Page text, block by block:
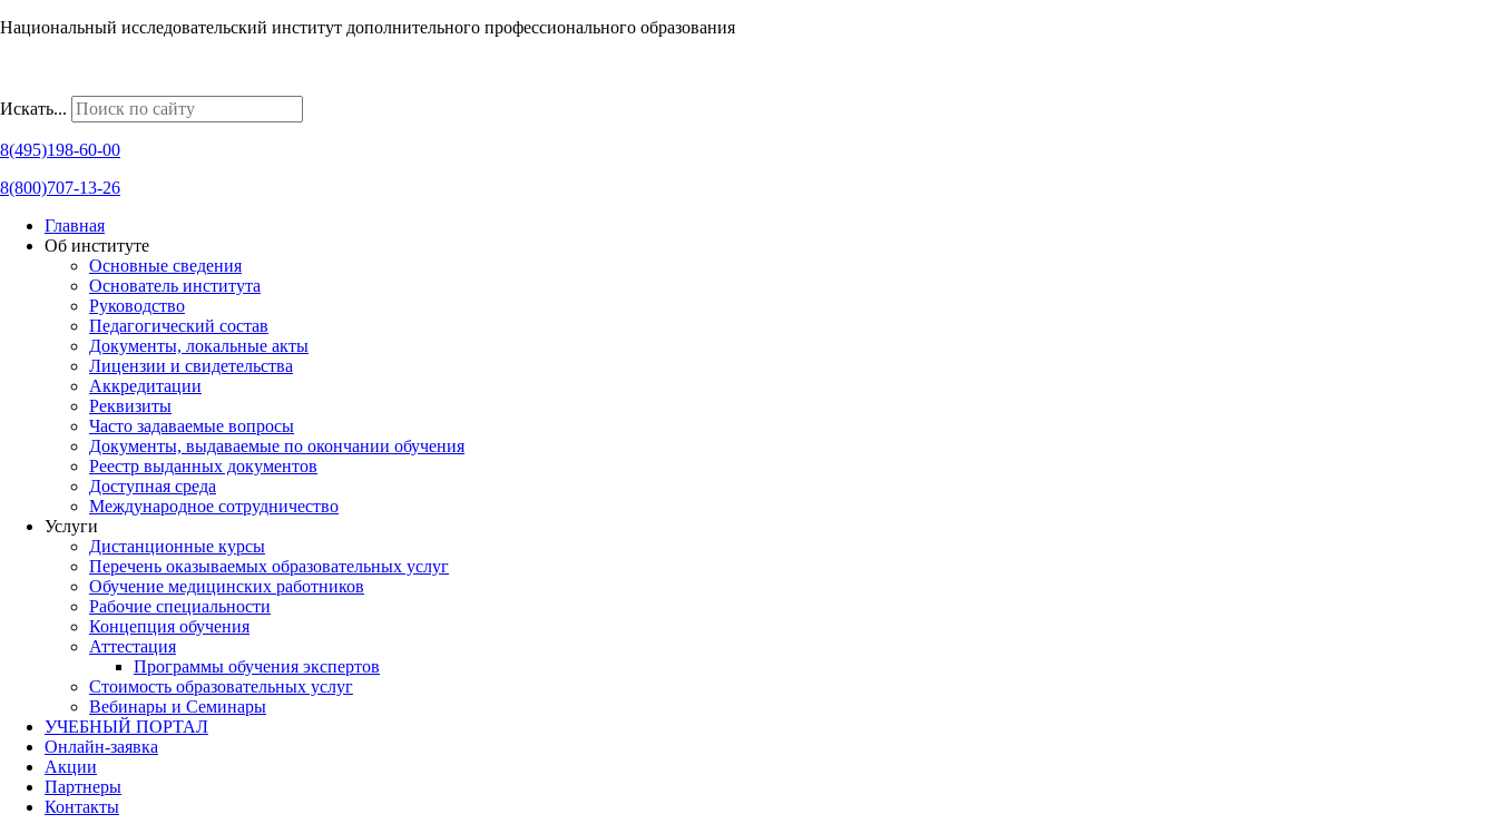
Национальный исследовательский институт дополнительного профессионального образования
Искать...
8(495)198-60-00
8(800)707-13-26
Главная
Об институте
Основные сведения
Основатель института
Руководство
Педагогический состав
Документы, локальные акты
Лицензии и свидетельства
Аккредитации
Реквизиты
Часто задаваемые вопросы
Документы, выдаваемые по окончании обучения
Реестр выданных документов
Доступная среда
Международное сотрудничество
Услуги
Дистанционные курсы
Перечень оказываемых образовательных услуг
Обучение медицинских работников
Рабочие специальности
Концепция обучения
Аттестация
Программы обучения экспертов
Стоимость образовательных услуг
Вебинары и Семинары
УЧЕБНЫЙ ПОРТАЛ
Онлайн-заявка
Акции
Партнеры
Контакты